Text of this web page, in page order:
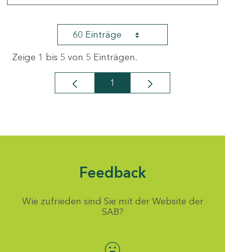
60 Einträge
Zeige 1 bis 5 von 5 Einträgen.
Seite
1
Feedback
Wie zufrieden sind Sie mit der Website der
SAB?
Bewertung auswählen